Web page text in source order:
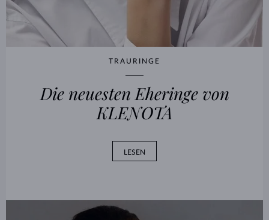
TRAURINGE
Die neuesten Eheringe von
KLENOTA
LESEN